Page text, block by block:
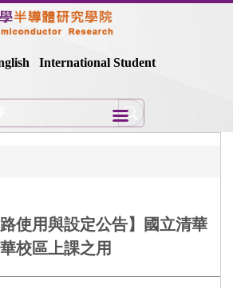
International Student
使用與設定公告】國立清華
校區上課之用